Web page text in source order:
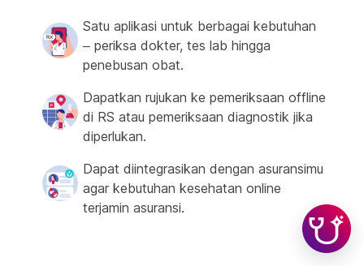
Satu aplikasi untuk berbagai kebutuhan
– periksa dokter, tes lab hingga
penebusan obat.
Dapatkan rujukan ke pemeriksaan offline
di RS atau pemeriksaan diagnostik jika
diperlukan.
Dapat diintegrasikan dengan asuransimu
agar kebutuhan kesehatan online
terjamin asuransi.